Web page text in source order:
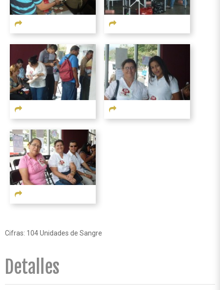
Cifras: 104 Unidades de Sangre
Detalles